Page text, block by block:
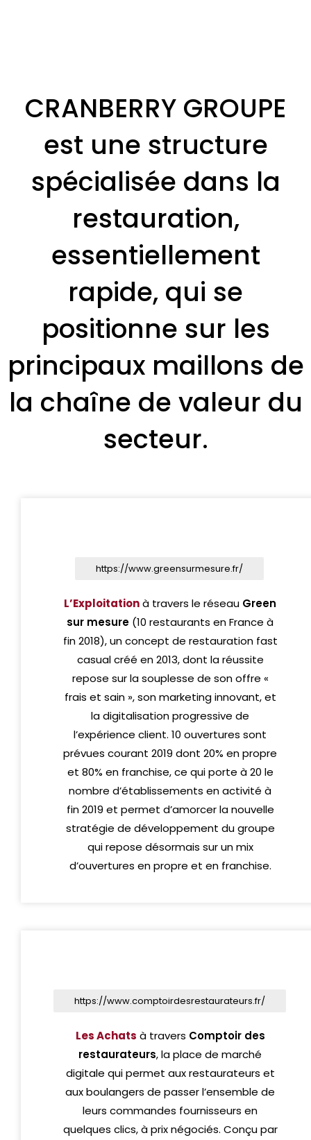
CRANBERRY GROUPE
est une structure
spécialisée dans la
restauration,
essentiellement
rapide, qui se
positionne sur les
principaux maillons de
la chaîne de valeur du
secteur.
https://www.greensurmesure.fr/
L’Exploitationà travers le réseau Green
sur mesure (10 restaurants en France à
fin 2018), un concept de restauration fast
casual créé en 2013, dont la réussite
repose sur la souplesse de son offre «
frais et sain », son marketing innovant, et
la digitalisation progressive de
l’expérience client. 10 ouvertures sont
prévues courant 2019 dont 20% en propre
et 80% en franchise, ce qui porte à 20 le
nombre d’établissements en activité à
fin 2019 et permet d’amorcer la nouvelle
stratégie de développement du groupe
qui repose désormais sur un mix
d’ouvertures en propre et en franchise.
https://www.comptoirdesrestaurateurs.fr/
Les Achats à travers Comptoir des
restaurateurs, la place de marché
digitale qui permet aux restaurateurs et
aux boulangers de passer l’ensemble de
leurs commandes fournisseurs en
quelques clics, à prix négociés. Conçu par